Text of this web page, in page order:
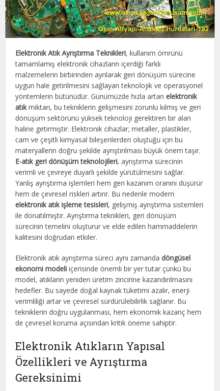
Elektronik Atık Ayrıştırma Teknikleri, kullanım ömrünü
tamamlamış elektronik cihazların içerdiği farklı
malzemelerin birbirinden ayrılarak geri dönüşüm sürecine
uygun hale getirilmesini sağlayan teknolojik ve operasyonel
yöntemlerin bütünüdür. Günümüzde hızla artanelektronik
atıkmiktarı, bu tekniklerin gelişmesini zorunlu kılmış ve geri
dönüşüm sektörünü yüksek teknoloji gerektiren bir alan
haline getirmiştir. Elektronik cihazlar; metaller, plastikler,
cam ve çeşitli kimyasal bileşenlerden oluştuğu için bu
materyallerin doğru şekilde ayrıştırılması büyük önem taşır.
E-atık geri dönüşüm teknolojileri, ayrıştırma sürecinin
verimli ve çevreye duyarlı şekilde yürütülmesini sağlar.
Yanlış ayrıştırma işlemleri hem geri kazanım oranını düşürür
hem de çevresel riskleri artırır. Bu nedenle modern
elektronik atık işleme tesisleri, gelişmiş ayrıştırma sistemleri
ile donatılmıştır. Ayrıştırma teknikleri, geri dönüşüm
sürecinin temelini oluşturur ve elde edilen hammaddelerin
kalitesini doğrudan etkiler.
Elektronik atık ayrıştırma süreci aynı zamandadöngüsel
ekonomi modeli içerisinde önemli bir yer tutar çünkü bu
model, atıkların yeniden üretim zincirine kazandırılmasını
hedefler. Bu sayede doğal kaynak tüketimi azalır, enerji
verimliliği artar ve çevresel sürdürülebilirlik sağlanır. Bu
tekniklerin doğru uygulanması, hem ekonomik kazanç hem
de çevresel koruma açısından kritik öneme sahiptir.
Elektronik Atıkların Yapısal
Özellikleri ve Ayrıştırma
Gereksinimi